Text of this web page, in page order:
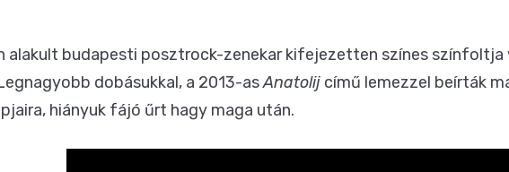
alakult budapesti posztrock-zenekar kifejezetten színes színfoltja
dobásukkal, a 2013-asAnatolij című lemezzel beírták
hiányuk fájó űrt hagy maga után.